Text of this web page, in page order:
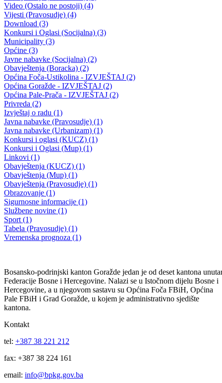
JAVNI KONKURS ZA IZBOR I IMENOVANJE ČLANOVA
NEZAVISNOG ODBORA
21.07.2015